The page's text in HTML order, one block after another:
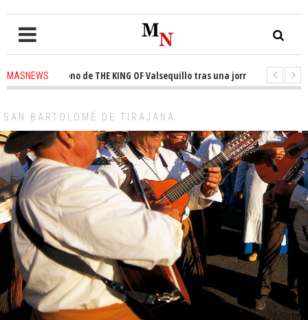
MASNEWS
trono de THE KING OF Valsequillo tras una jornada de baloncesto
SAN BARTOLOMÉ DE TIRAJANA